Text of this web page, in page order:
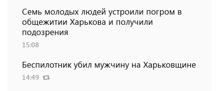
Семь молодых людей устроили погром в
общежитии Харькова и получили
подозрения
15:08
Беспилотник убил мужчину на Харьковщине
14:49